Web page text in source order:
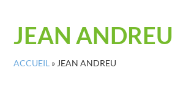
JEAN ANDREU
ACCUEIL » JEAN ANDREU